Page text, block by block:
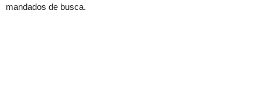
mandados de busca.